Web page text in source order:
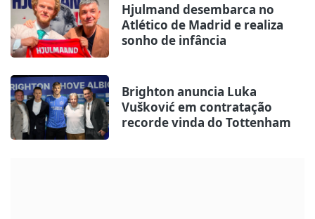
Hjulmand desembarca no
Atlético de Madrid e realiza
sonho de infância
Brighton anuncia Luka
Vušković em contratação
recorde vinda do Tottenham